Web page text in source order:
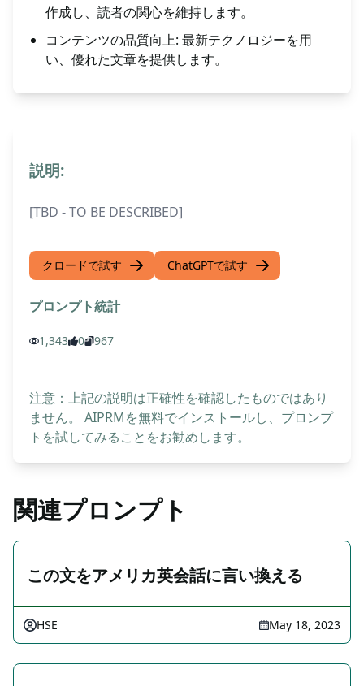
作成し、読者の関心を維持します。
コンテンツの品質向上: 最新テクノロジーを用
い、優れた文章を提供します。
説明:
[TBD - TO BE DESCRIBED]
クロードで試す ChatGPTで試す
プロンプト統計
1,343 0 967
注意：上記の説明は正確性を確認したものではあり
ません。 AIPRMを無料でインストールし、プロンプ
トを試してみることをお勧めします。
関連プロンプト
この文をアメリカ英会話に言い換える
HSE May 18, 2023